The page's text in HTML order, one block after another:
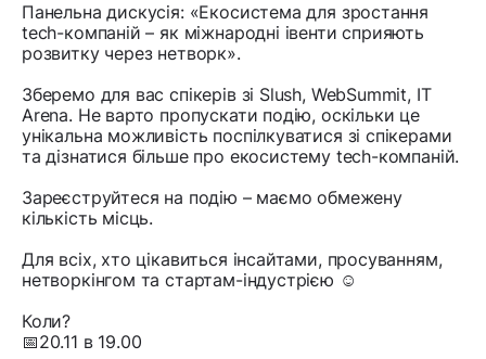
Панельна дискусія: «Екосистема для зростання
tech-компаній – як міжнародні івенти сприяють
розвитку через нетворк».
Зберемо для вас спікерів зі Slush, WebSummit, IT
Arena. Не варто пропускати подію, оскільки це
унікальна можливість поспілкуватися зі спікерами
та дізнатися більше про екосистему tech-компаній.
Зареєструйтеся на подію – маємо обмежену
кількість місць.
Для всіх, хто цікавиться інсайтами, просуванням,
нетворкінгом та стартам-індустрією ☺️
Коли?
📅20.11 в 19.00